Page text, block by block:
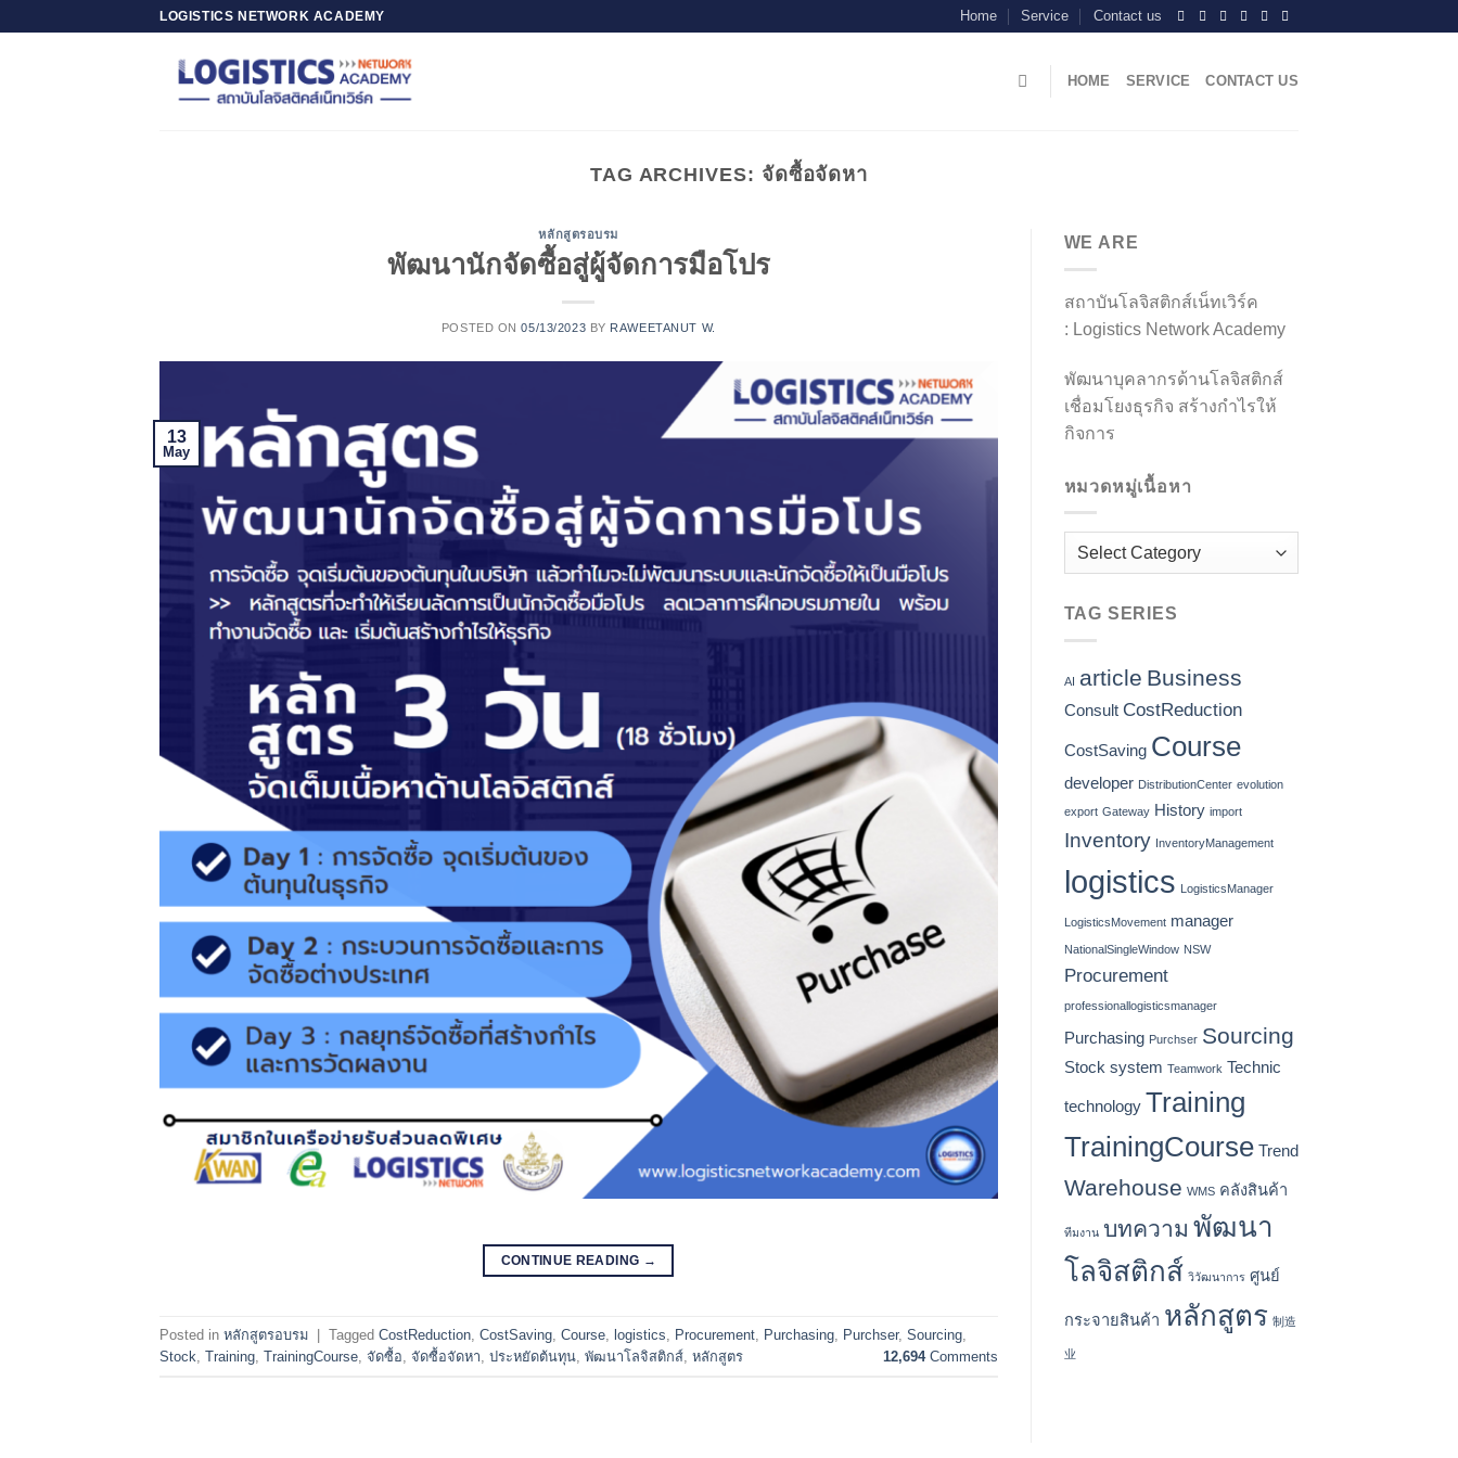
LOGISTICS NETWORK ACADEMY Home Service Contact us
HOME SERVICE CONTACT US
TAG ARCHIVES: จัดซื้อจัดหา
หลักสูตรอบรม
พัฒนานักจัดซื้อสู่ผู้จัดการมือโปร
POSTED ON05/13/2023 BY RAWEETANUT W.
13
May
CONTINUE READING →
Posted in หลักสูตรอบรม | Tagged CostReduction CostSaving Course logistics Procurement Purchasing Purchser, Sourcing
Stock Training TrainingCourse จัดซื้อ จัดซื้อจัดหา ประหยัดต้นทุน พัฒนาโลจิสติกส์ หลักสูตร 12,694Comments
WE ARE
สถาบันโลจิสติกส์เน็ทเวิร์ค
: Logistics Network Academy
พัฒนาบุคลากรด้านโลจิสติกส์
เชื่อมโยงธุรกิจ สร้างกำไรให้
กิจการ
หมวดหมู่เนื้อหา
หมวด
TAG SERIES
AI article Business
Consult CostReduction
CostSaving Course
developer DistributionCenter evolution
export Gateway History import
Inventory InventoryManagement
logistics LogisticsManager
LogisticsMovement manager
NationalSingleWindow NSW
Procurement
professionallogisticsmanager
Purchasing Purchser Sourcing
Stock system Teamwork Technic
technology Training
TrainingCourse Trend
Warehouse WMS คลังสินค้า
ทีมงาน บทความ พัฒนา
โลจิสติกส์ วิวัฒนาการ ศูนย์
กระจายสินค้า หลักสูตร 制造
业